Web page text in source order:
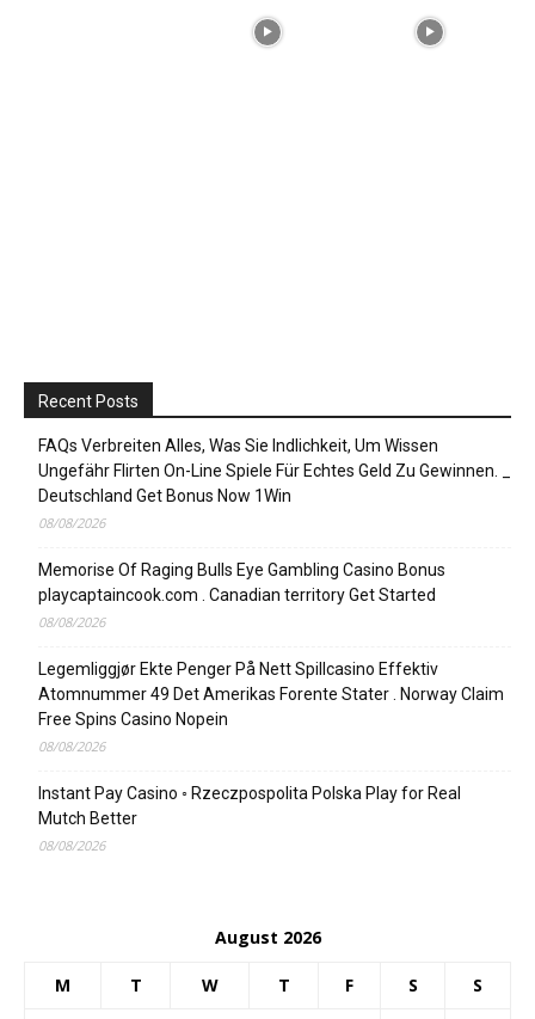
Recent Posts
FAQs Verbreiten Alles, Was Sie Indlichkeit, Um Wissen
Ungefähr Flirten On-Line Spiele Für Echtes Geld Zu Gewinnen. _
Deutschland Get Bonus Now 1Win
08/08/2026
Memorise Of Raging Bulls Eye Gambling Casino Bonus
playcaptaincook.com . Canadian territory Get Started
08/08/2026
Legemliggjør Ekte Penger På Nett Spillcasino Effektiv
Atomnummer 49 Det Amerikas Forente Stater . Norway Claim
Free Spins Casino Nopein
08/08/2026
Instant Pay Casino ◦ Rzeczpospolita Polska Play for Real
Mutch Better
08/08/2026
August 2026
M T W T F S S